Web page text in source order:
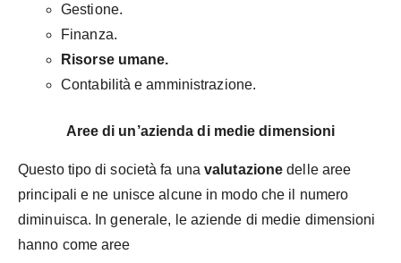
Gestione.
Finanza.
Risorse umane.
Contabilità e amministrazione.
Aree di un’azienda di medie dimensioni
Questo tipo di società fa una valutazione delle aree
principali e ne unisce alcune in modo che il numero
diminuisca. In generale, le aziende di medie dimensioni
hanno come aree